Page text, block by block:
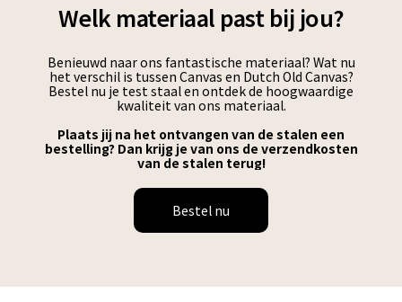
Welk materiaal past bij jou?
Benieuwd naar ons fantastische materiaal? Wat nu
het verschil is tussen Canvas en Dutch Old Canvas?
Bestel nu je test staal en ontdek de hoogwaardige
kwaliteit van ons materiaal.
Plaats jij na het ontvangen van de stalen een
bestelling? Dan krijg je van ons de verzendkosten
van de stalen terug!
Bestel nu